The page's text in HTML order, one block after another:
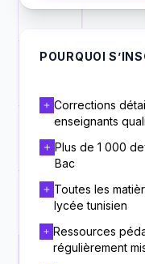
POURQUOI
Corrections
enseignants
Plus de 1 000
Bac
Toutes les
lycée tunisien
Ressources
régulièrement